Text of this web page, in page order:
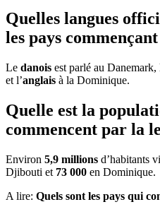
Quelles langues
les pays
Le danois est parlé au Danemark,
et l’anglais à la Dominique.
Quelle est la
commencent par la
Environ 5,9 millions d’habitants
Djibouti et 73 000 en Dominique.
A lire: Quels sont les pays qui